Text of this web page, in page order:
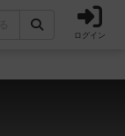
ログイン